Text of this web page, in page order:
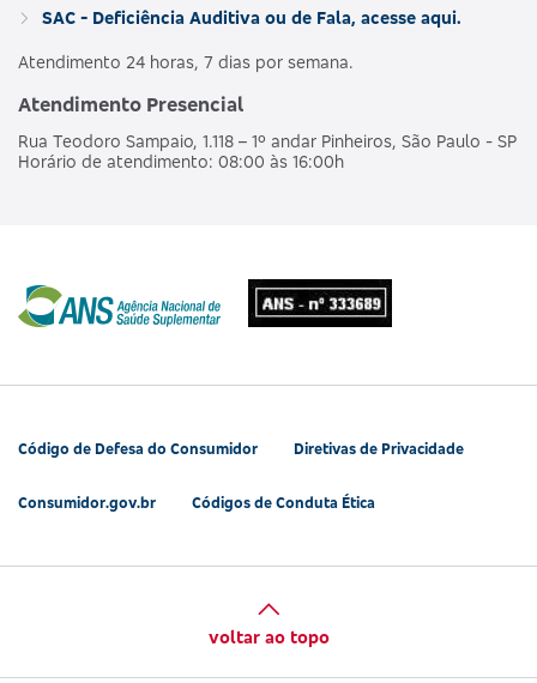
SAC - Deficiência Auditiva ou de Fala, acesse aqui.
Atendimento 24 horas, 7 dias por semana.
Atendimento Presencial
Rua Teodoro Sampaio, 1.118 – 1º andar Pinheiros, São Paulo - SP
Horário de atendimento: 08:00 às 16:00h
Código de Defesa do Consumidor Diretivas de Privacidade
Consumidor.gov.br Códigos de Conduta Ética
voltar ao topo